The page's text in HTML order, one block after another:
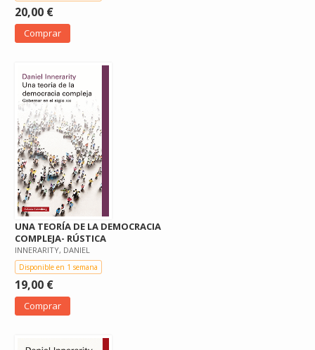
20,00 €
Comprar
UNA TEORÍA DE LA DEMOCRACIA
COMPLEJA- RÚSTICA
INNERARITY, DANIEL
Disponible en 1 semana
19,00 €
Comprar